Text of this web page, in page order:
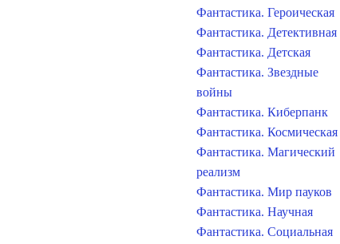
Фантастика. Героическая
Фантастика. Детективная
Фантастика. Детская
Фантастика. Звездные
войны
Фантастика. Киберпанк
Фантастика. Космическая
Фантастика. Магический
реализм
Фантастика. Мир пауков
Фантастика. Научная
Фантастика. Социальная